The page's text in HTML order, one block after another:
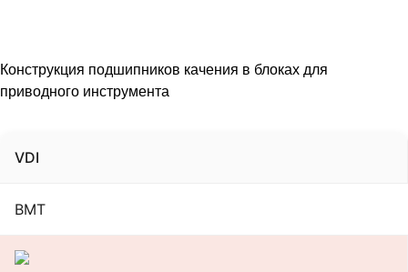
Конструкция подшипников качения в блоках для
приводного инструмента
VDI
BMT